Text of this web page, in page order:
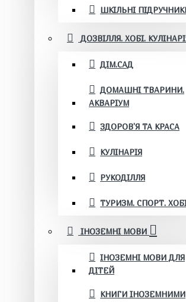
ШКІЛЬНІ
ДОЗВІЛЛЯ. ХОБІ.
ДІМ.САД
ДОМАШНІ ТВАРИНИ.
АКВАРІУМ
ЗДОРОВ'Я ТА КРАСА
КУЛІНАРІЯ
РУКОДІЛЛЯ
ТУРИЗМ. СПОРТ.
ІНОЗЕМНІ МОВИ
ІНОЗЕМНІ МОВИ ДЛЯ
ДІТЕЙ
КНИГИ ІНОЗЕМНИМИ